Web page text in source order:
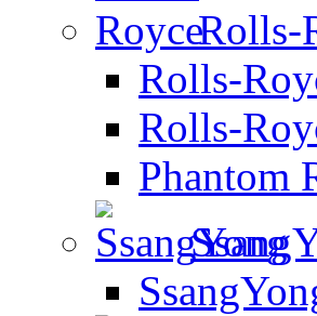
Rolls-
Rolls-
Rolls-
Phantom